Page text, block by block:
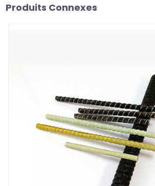
Produits Connexes